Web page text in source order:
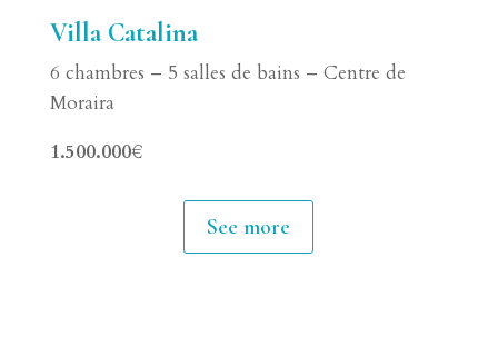
Villa Catalina
6 chambres – 5 salles de bains – Centre de
Moraira
1.500.000€
See more